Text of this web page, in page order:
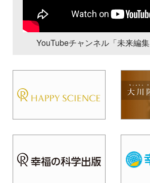
YouTubeチャンネル「未来編